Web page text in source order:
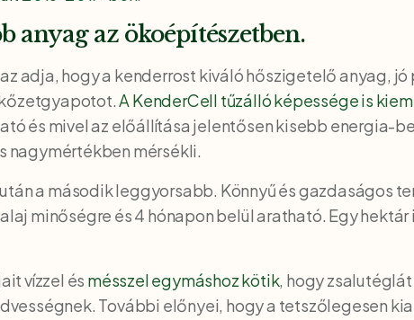
anyag az ökoépítészetben.
adja, hogy a kenderrost kiváló hőszigetelő anyag,
kőzetgyapotot.A KenderCell tűzálló képessége is
és mivel az előállítása jelentősen kisebb energia-
nagymértékben mérsékli.
a második leggyorsabb. Könnyű és gazdaságos
minőségre és 4 hónapon belül aratható. Egy
vízzel és mésszel egymáshoz kötik, hogy
További előnyei, hogy a tetszőlegesen